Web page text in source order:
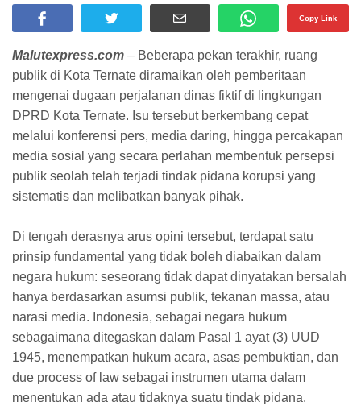
Copy Link
Malutexpress.com – Beberapa pekan terakhir, ruang
publik di Kota Ternate diramaikan oleh pemberitaan
mengenai dugaan perjalanan dinas fiktif di lingkungan
DPRD Kota Ternate. Isu tersebut berkembang cepat
melalui konferensi pers, media daring, hingga percakapan
media sosial yang secara perlahan membentuk persepsi
publik seolah telah terjadi tindak pidana korupsi yang
sistematis dan melibatkan banyak pihak.
Di tengah derasnya arus opini tersebut, terdapat satu
prinsip fundamental yang tidak boleh diabaikan dalam
negara hukum: seseorang tidak dapat dinyatakan bersalah
hanya berdasarkan asumsi publik, tekanan massa, atau
narasi media. Indonesia, sebagai negara hukum
sebagaimana ditegaskan dalam Pasal 1 ayat (3) UUD
1945, menempatkan hukum acara, asas pembuktian, dan
due process of law sebagai instrumen utama dalam
menentukan ada atau tidaknya suatu tindak pidana.